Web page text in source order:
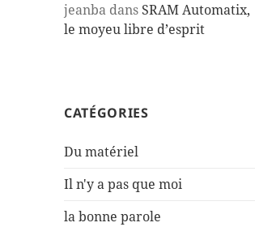
jeanba dans SRAM Automatix,
le moyeu libre d’esprit
CATÉGORIES
Du matériel
Il n'y a pas que moi
la bonne parole